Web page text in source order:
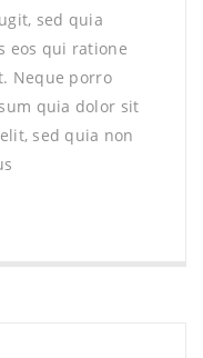
sed quia
eos qui ratione
Neque porro
quia dolor sit
sed quia non